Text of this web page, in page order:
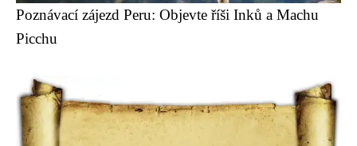
Poznávací zájezd Peru: Objevte říši Inků a Machu
Picchu